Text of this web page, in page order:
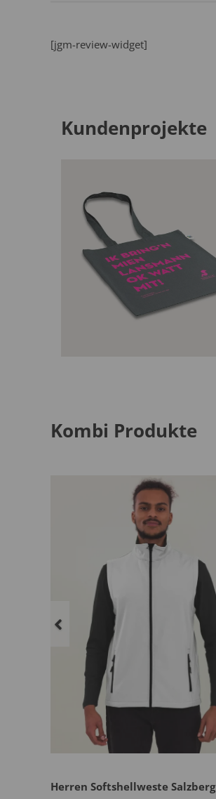
[jgm-review-widget]
Kundenprojekte
Kombi Produkte
Herren Softshellweste Salzberg